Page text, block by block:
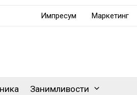
Импресум Маркетинг
Занимливости